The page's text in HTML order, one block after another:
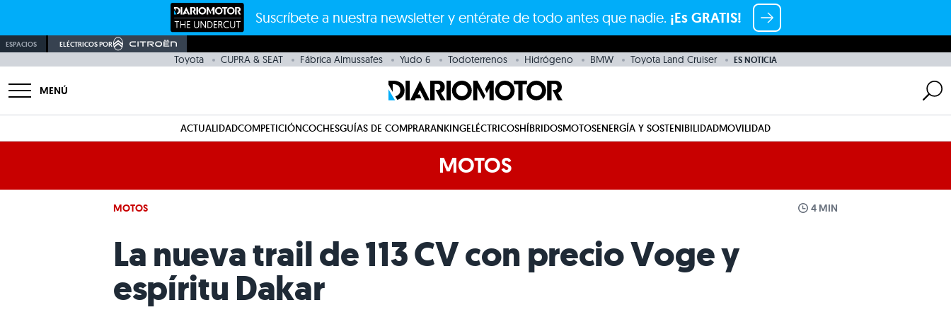
Suscríbete a nuestra newsletter y entérate de todo antes que nadie. ¡Es GRATIS!
ESPACIOS ELÉCTRICOS POR
Toyota CUPRA & SEAT Fábrica Almussafes Yudo 6 Todoterrenos Hidrógeno BMW Toyota Land Cruiser ES NOTICIA
MENÚ
ACTUALIDADCOMPETICIÓNCOCHESGUÍAS DE COMPRARANKINGELÉCTRICOSHÍBRIDOSMOTOSENERGÍA Y SOSTENIBILIDADMOVILIDAD
MOTOS
MOTOS 4 MIN
La nueva trail de 113 CV con precio Voge y
espíritu Dakar